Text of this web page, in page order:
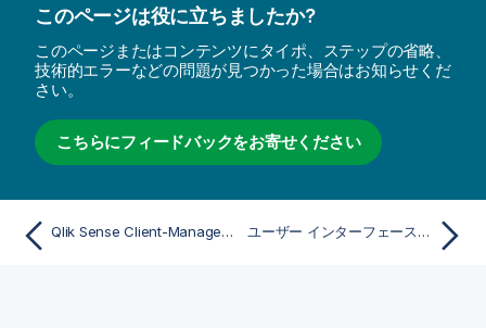
このページは役に立ちましたか?
このページまたはコンテンツにタイポ、ステップの省略、
技術的エラーなどの問題が見つかった場合はお知らせくだ
さい。
こちらにフィードバックをお寄せください
Qlik Sense Client-Managed モバイル 分析からの離脱 ユーザー インターフェース内での移動